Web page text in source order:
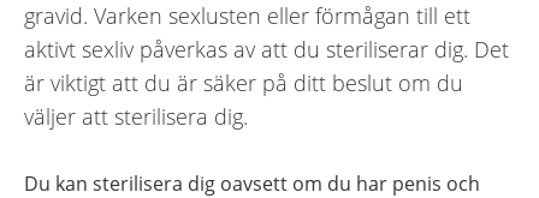
gravid. Varken sexlusten eller förmågan till ett
aktivt sexliv påverkas av att du steriliserar dig. Det
är viktigt att du är säker på ditt beslut om du
väljer att sterilisera dig.
Du kan sterilisera dig oavsett om du har penis och